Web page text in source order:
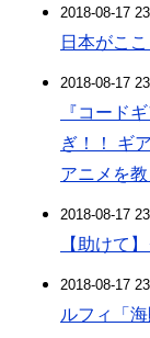
2018-08-17
日本がこ
2018-08-17
『コード
ぎ！！ ギ
アニメを教
2018-08-17
【助けて
2018-08-17
ルフィ「